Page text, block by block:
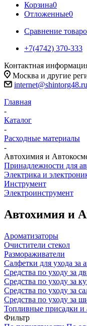
Корзина0
Отложенные0
Сравнение
+7(4742) 370-333
Контактная
Москва и другие
internet@shintorg48.ru
Главная
-
Каталог
-
Расходные материалы
-
Автохимия и
Принадлежности для
Электрика и
Инструмент
Электроинструмент
Автохимия и
Ароматизаторы
Очистители стекол
Размораживатели
Салфетки для ухода за
Средства по уходу за
Средства по уходу за
Средства по уходу за
Средства по уходу за
Топливные присадки и
Фильтр